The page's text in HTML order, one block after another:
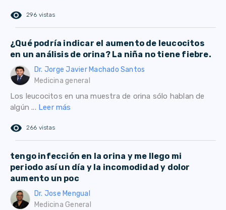
remove_red_eye 296 vistas
¿Qué podría indicar el aumento de leucocitos
en un análisis de orina? La niña no tiene fiebre.
Dr. Jorge Javier Machado Santos
Medicina general
Los leucocitos en una muestra de orina sólo hablan de
algún ... Leer más
remove_red_eye 266 vistas
tengo infección en la orina y me llego mi
periodo así un día y la incomodidad y dolor
aumento un poc
Dr. Jose Mengual
Medicina General